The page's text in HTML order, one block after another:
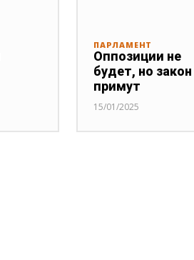
ПАРЛАМЕНТ
Оппозиции не
будет, но закон
примут
15/01/2025